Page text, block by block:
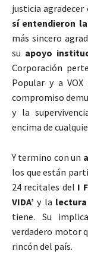
justicia
sí entendieron
más sincero
su apoyo
Corporación
Popular y a VOX
compromiso
y la
encima de
Y termino con un
los que están
24 recitales del I
VIDA’ y la
tiene. Su
verdadero motor
rincón del país.